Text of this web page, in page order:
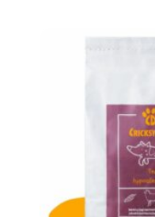
do